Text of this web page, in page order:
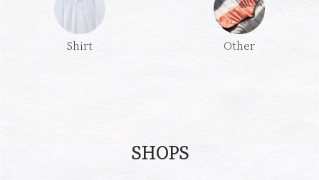
Shirt Other
SHOPS